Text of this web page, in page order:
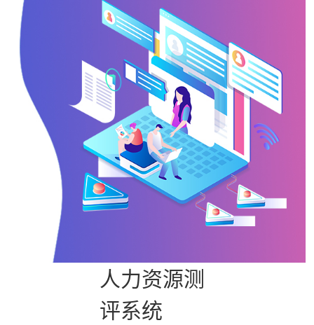
人力资源测
评系统